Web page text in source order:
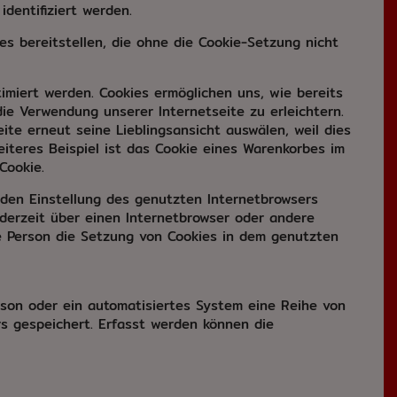
werden.
bereitstellen, die ohne die Cookie-Setzung nicht
werden. Cookies ermöglichen uns, wie bereits
Verwendung unserer Internetseite zu erleichtern.
erneut seine Lieblingsansicht auswälen, weil dies
Beispiel ist das Cookie eines Warenkorbes im
Einstellung des genutzten Internetbrowsers
über einen Internetbrowser oder andere
die Setzung von Cookies in dem genutzten
oder ein automatisiertes System eine Reihe von
gespeichert. Erfasst werden können die